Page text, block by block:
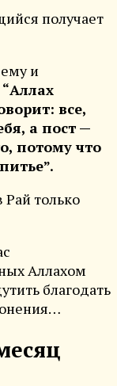
получает
и
“Аллах
все,
а пост —
потому что
Рай только
Аллахом
благодать